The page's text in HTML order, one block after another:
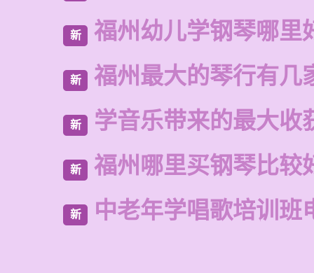
新 福州幼儿学钢琴哪里
新 福州最大的琴行有几
新 学音乐带来的最大收
新 福州哪里买钢琴比较
新 中老年学唱歌培训班